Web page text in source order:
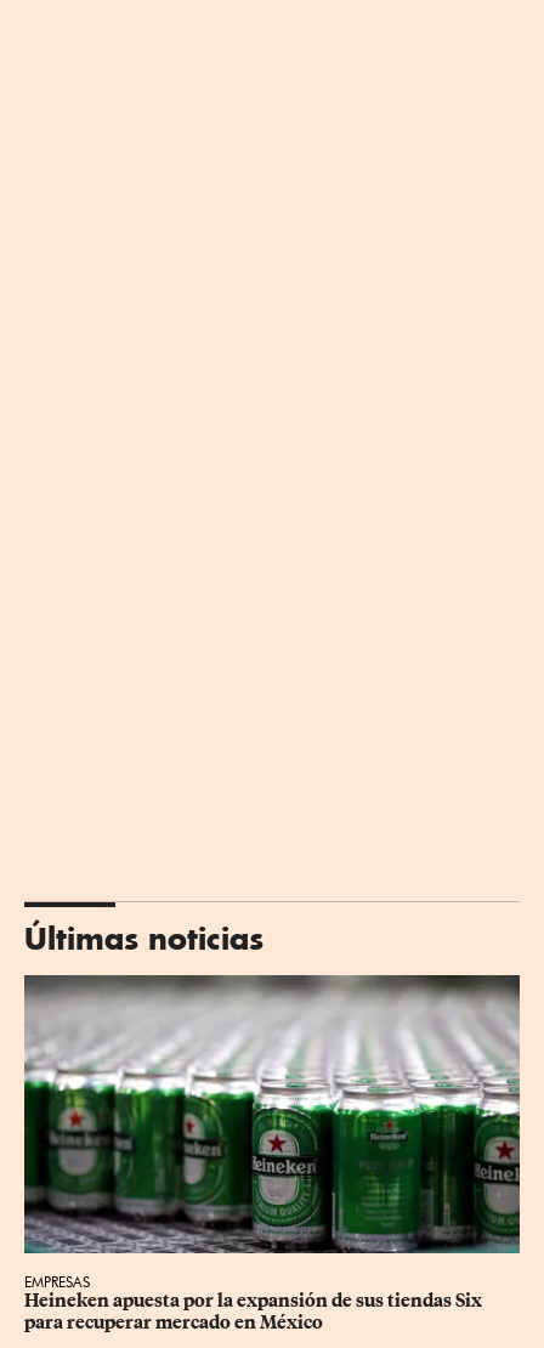
Últimas noticias
EMPRESAS
Heineken apuesta por la expansión de sus tiendas Six
para recuperar mercado en México